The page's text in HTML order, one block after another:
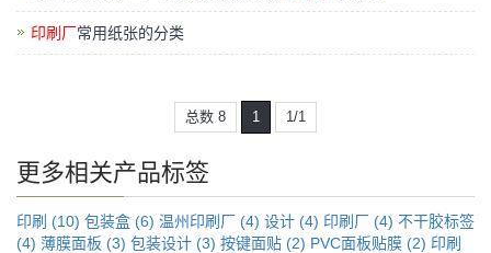
印刷厂常用纸张的分类
总数 8 1 1/1
更多相关产品标签
印刷 (10) 包装盒 (6) 温州印刷厂 (4) 设计 (4) 印刷厂 (4) 不干胶标签
(4) 薄膜面板 (3) 包装设计 (3) 按键面贴 (2) PVC面板贴膜 (2) 印刷